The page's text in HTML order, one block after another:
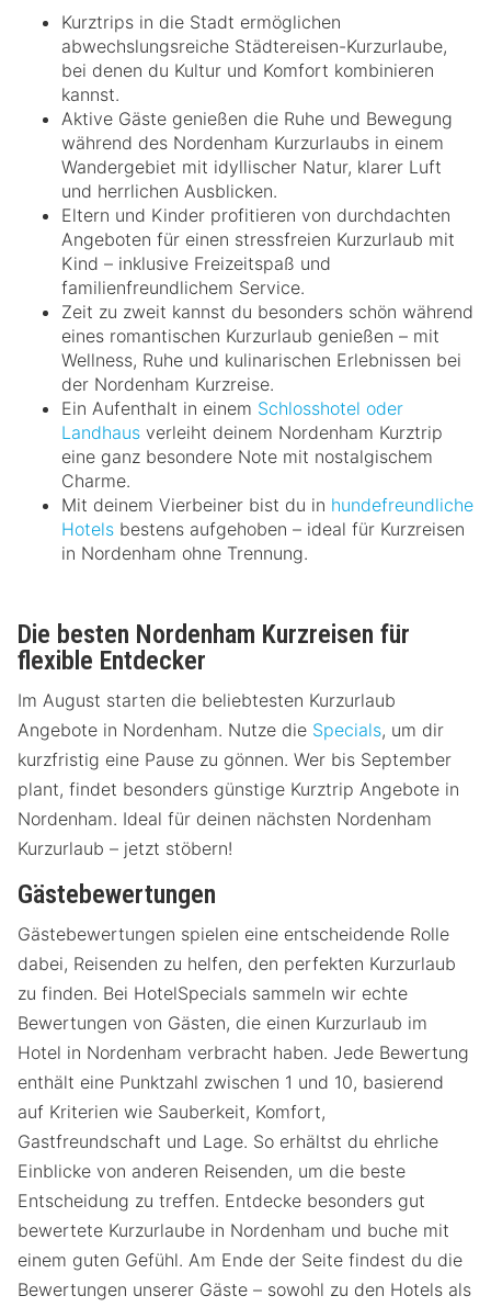
Kurztrips in die Stadt ermöglichen
abwechslungsreiche Städtereisen-Kurzurlaube,
bei denen du Kultur und Komfort kombinieren
kannst.
Aktive Gäste genießen die Ruhe und Bewegung
während des Nordenham Kurzurlaubs in einem
Wandergebiet mit idyllischer Natur, klarer Luft
und herrlichen Ausblicken.
Eltern und Kinder profitieren von durchdachten
Angeboten für einen stressfreien Kurzurlaub mit
Kind – inklusive Freizeitspaß und
familienfreundlichem Service.
Zeit zu zweit kannst du besonders schön während
eines romantischen Kurzurlaub genießen – mit
Wellness, Ruhe und kulinarischen Erlebnissen bei
der Nordenham Kurzreise.
Ein Aufenthalt in einem Schlosshotel oder
Landhaus verleiht deinem Nordenham Kurztrip
eine ganz besondere Note mit nostalgischem
Charme.
Mit deinem Vierbeiner bist du in hundefreundliche
Hotels bestens aufgehoben – ideal für Kurzreisen
in Nordenham ohne Trennung.
Die besten Nordenham Kurzreisen für
flexible Entdecker
Im August starten die beliebtesten Kurzurlaub
Angebote in Nordenham. Nutze die Specials, um dir
kurzfristig eine Pause zu gönnen. Wer bis September
plant, findet besonders günstige Kurztrip Angebote in
Nordenham. Ideal für deinen nächsten Nordenham
Kurzurlaub – jetzt stöbern!
Gästebewertungen
Gästebewertungen spielen eine entscheidende Rolle
dabei, Reisenden zu helfen, den perfekten Kurzurlaub
zu finden. Bei HotelSpecials sammeln wir echte
Bewertungen von Gästen, die einen Kurzurlaub im
Hotel in Nordenham verbracht haben. Jede Bewertung
enthält eine Punktzahl zwischen 1 und 10, basierend
auf Kriterien wie Sauberkeit, Komfort,
Gastfreundschaft und Lage. So erhältst du ehrliche
Einblicke von anderen Reisenden, um die beste
Entscheidung zu treffen. Entdecke besonders gut
bewertete Kurzurlaube in Nordenham und buche mit
einem guten Gefühl. Am Ende der Seite findest du die
Bewertungen unserer Gäste – sowohl zu den Hotels als